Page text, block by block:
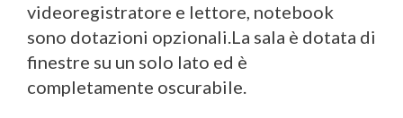
videoregistratore e lettore, notebook
sono dotazioni opzionali.La sala è dotata di
finestre su un solo lato ed è
completamente oscurabile.